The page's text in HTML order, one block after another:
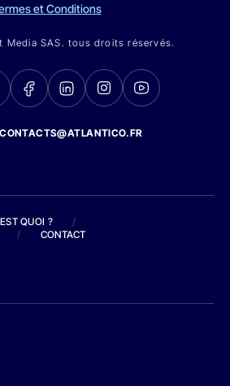
et Conditions
Media SAS. tous droits réservés.
QUOI ?
/
/ CONTACT